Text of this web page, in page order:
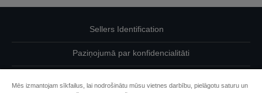
Sellers Identification
Paziņojumā par konfidencialitāti
Mēs izmantojam sīkfailus, lai nodrošinātu mūsu vietnes darbību, pielāgotu saturu un